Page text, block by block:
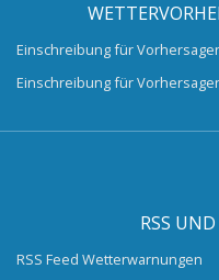
Einschreibung für
Einschreibung für
RSS
RSS Feed Wetterwarnungen